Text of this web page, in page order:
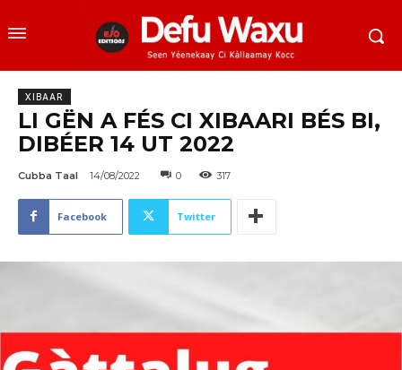
XIBAAR
LI GËN A FÉS CI XIBAARI BÉS BI,
DIBÉER 14 UT 2022
Cubba Taal 14/08/2022 0 317
Facebook Twitter